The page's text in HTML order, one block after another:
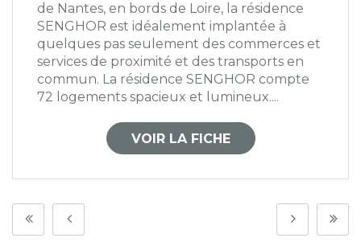
de Nantes, en bords de Loire, la résidence
SENGHOR est idéalement implantée à
quelques pas seulement des commerces et
services de proximité et des transports en
commun. La résidence SENGHOR compte
72 logements spacieux et lumineux....
VOIR LA FICHE